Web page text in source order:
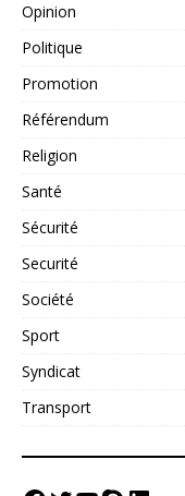
Opinion
Politique
Promotion
Référendum
Religion
Santé
Sécurité
Securité
Société
Sport
Syndicat
Transport